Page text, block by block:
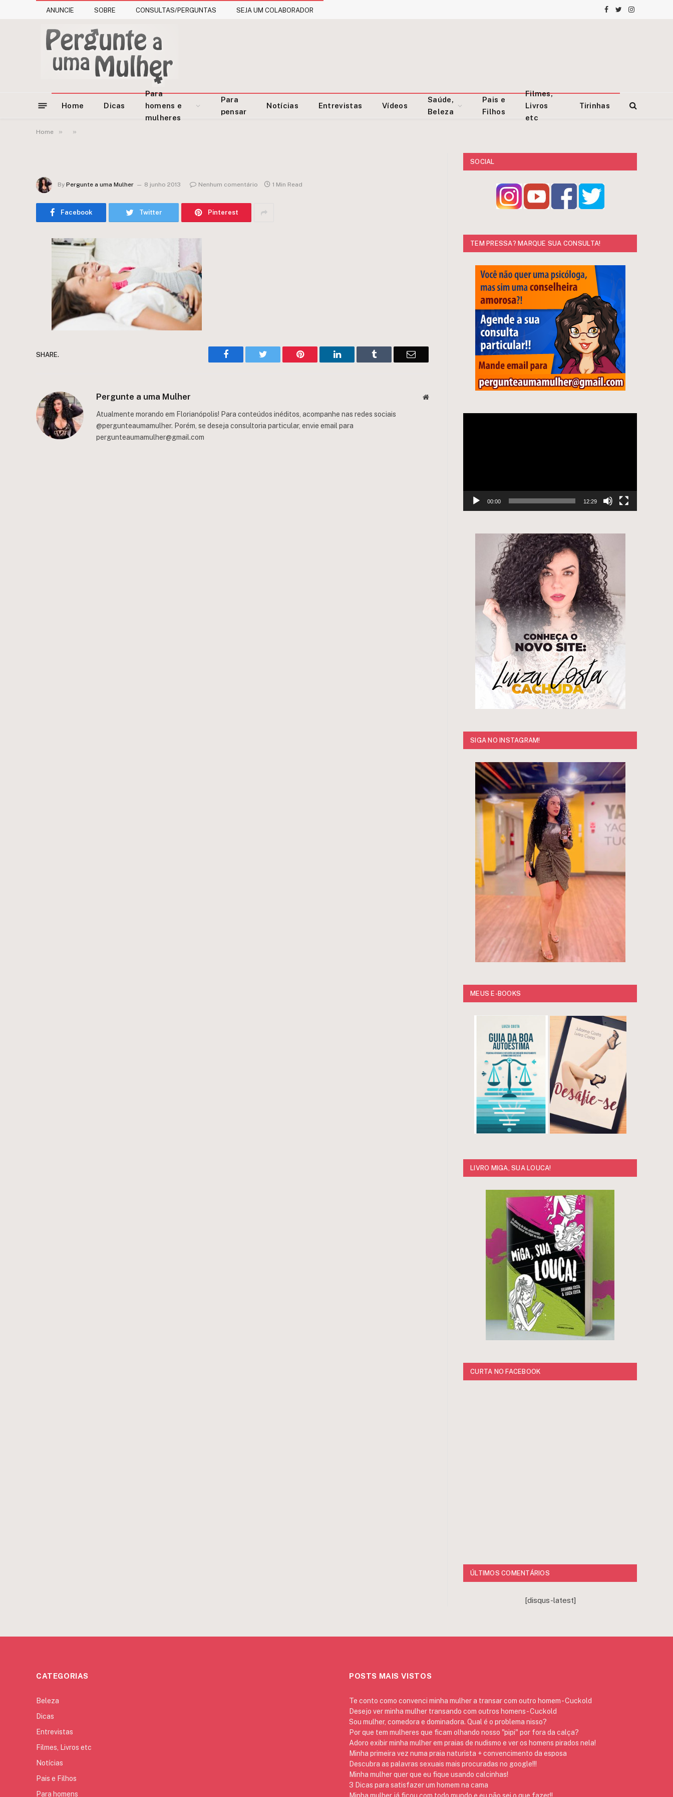
ANUNCIE SOBRE CONSULTAS/PERGUNTAS SEJA UM COLABORADOR Facebook
TwitterInstagram
Home Dicas
Para
homens e
mulheres
Para
pensar
Notícias Entrevistas Vídeos
Saúde,
Beleza
Pais e
Filhos
Filmes,
Livros
etc
Tirinhas
Home » »
By Pergunte a uma Mulher 8 junho 2013 Nenhum comentário 1 Min Read
Facebook Twitter Pinterest
SHARE. Facebook Twitter Pinterest LinkedIn Tumblr Email
Pergunte a uma Mulher Website
Atualmente morando em Florianópolis! Para conteúdos inéditos, acompanhe nas redes sociais
@pergunteaumamulher. Porém, se deseja consultoria particular, envie email para
pergunteaumamulher@gmail.com
SOCIAL
TEM PRESSA? MARQUE SUA CONSULTA!
00:00 12:29
SIGA NO INSTAGRAM!
MEUS E-BOOKS
LIVRO MIGA, SUA LOUCA!
CURTA NO FACEBOOK
ÚLTIMOS COMENTÁRIOS
[disqus-latest]
CATEGORIAS
Beleza
Dicas
Entrevistas
Filmes, Livros etc
Notícias
Pais e Filhos
Para homens
POSTS MAIS VISTOS
Te conto como convenci minha mulher a transar com outro homem - Cuckold
Desejo ver minha mulher transando com outros homens - Cuckold
Sou mulher, comedora e dominadora. Qual é o problema nisso?
Por que tem mulheres que ficam olhando nosso "pipi" por fora da calça?
Adoro exibir minha mulher em praias de nudismo e ver os homens pirados nela!
Minha primeira vez numa praia naturista + convencimento da esposa
Descubra as palavras sexuais mais procuradas no google!!!
Minha mulher quer que eu fique usando calcinhas!
3 Dicas para satisfazer um homem na cama
Minha mulher já ficou com todo mundo e eu não sei o que fazer!!